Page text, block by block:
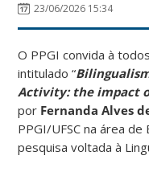
23/06/2026 15:34
O PPGI convida à
intitulado “
Activity:the impact
por Fernanda Alves
PPGI/UFSC na área de
pesquisa voltada à